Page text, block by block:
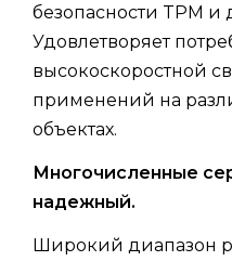
безопасности TPM
Удовлетворяет
высокоскоростной
применений на
объектах.
Многочисленные
надежный.
Широкий диапазон